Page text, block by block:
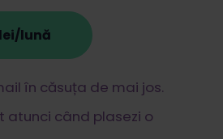
lună
în căsuța de mai jos.
atunci când plasezi o